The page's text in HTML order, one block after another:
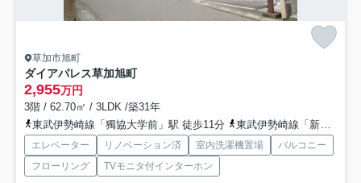
草加市旭町
ダイアパレス草加旭町
2,955万円
3階 / 62.70㎡ / 3LDK /築31年
東武伊勢崎線「獨協大学前」駅 徒歩11分
東武伊勢崎線「新田」駅 徒歩11分
エレベーター リノベーション済 室内洗濯機置場
バルコニー
フローリング
TVモニタ付インターホン